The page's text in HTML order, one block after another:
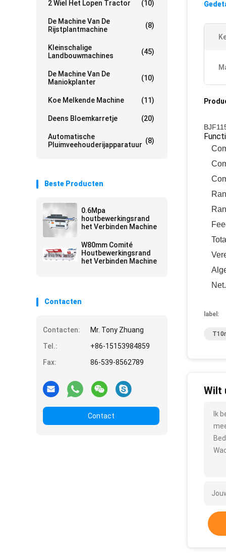
2 Wiel Het Lopen Tractor (10)
De Machine Van De
Rijstplantmachine
(8)
Kleinschalige
Landbouwmachines
(45)
De Machine Van De
Maniokplanter
(10)
Koe Melkende Machine (11)
Deens Bloemkarretje (20)
Automatische
Pluimveehouderijapparatuur (8)
Beste Producten
0.6Mpa
houtbewerkingsrand
het Verbinden Machine
W80mm Comité
Houtbewerkingsrand
het Verbinden Machine
Contacten
Contacten:
Mr. Tony Zhuang
Tel.:
+86-15153984859
Fax:
86-539-8562789
Contact
label:
Wilt
Ik